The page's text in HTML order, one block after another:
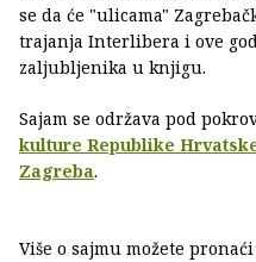
se da će "ulicama"
trajanja Interlibera i ove
zaljubljenika u knjigu.
Sajam se održava pod
kulture Republike
Zagreba.
Više o sajmu možete